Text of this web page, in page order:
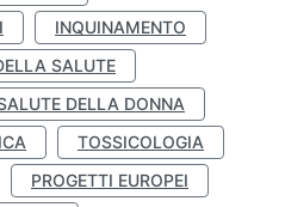
INQUINAMENTO
SALUTE
DELLA DONNA
TOSSICOLOGIA
PROGETTI EUROPEI